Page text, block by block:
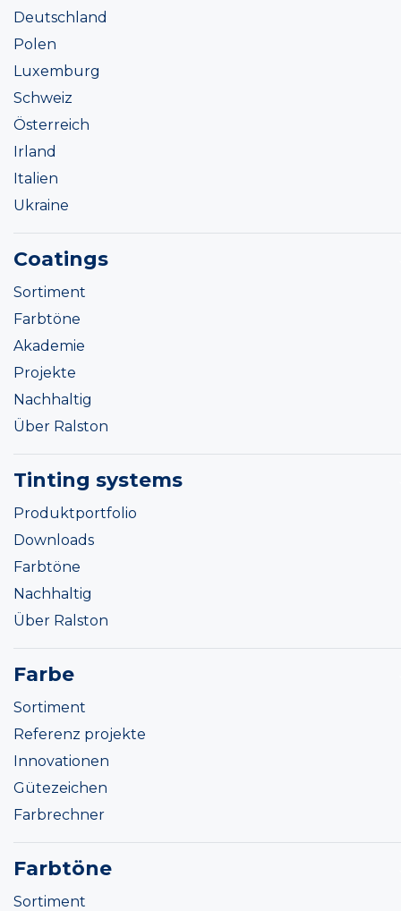
Deutschland
Polen
Luxemburg
Schweiz
Österreich
Irland
Italien
Ukraine
Coatings
Sortiment
Farbtöne
Akademie
Projekte
Nachhaltig
Über Ralston
Tinting systems
Produktportfolio
Downloads
Farbtöne
Nachhaltig
Über Ralston
Farbe
Sortiment
Referenz projekte
Innovationen
Gütezeichen
Farbrechner
Farbtöne
Sortiment